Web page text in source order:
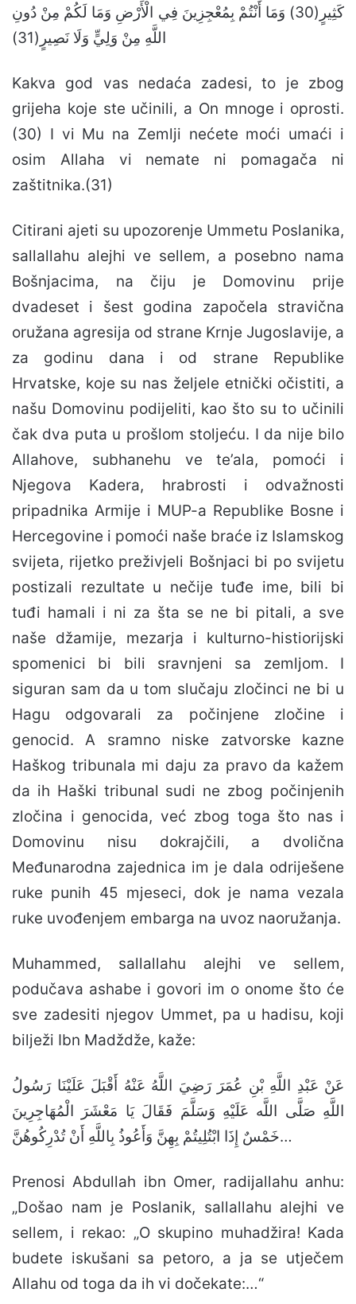
كَثِيرٍ(30) وَمَا أَنْتُمْ بِمُعْجِزِينَ فِي الْأَرْضِ وَمَا لَكُمْ مِنْ دُونِ
اللَّهِ مِنْ وَلِيٍّ وَلَا نَصِيرٍ(31)
Kakva god vas nedaća zadesi, to je zbog
grijeha koje ste učinili, a On mnoge i oprosti.
(30) I vi Mu na Zemlji nećete moći umaći i
osim Allaha vi nemate ni pomagača ni
zaštitnika.(31)
Citirani ajeti su upozorenje Ummetu Poslanika,
sallallahu alejhi ve sellem, a posebno nama
Bošnjacima, na čiju je Domovinu prije
dvadeset i šest godina započela stravična
oružana agresija od strane Krnje Jugoslavije, a
za godinu dana i od strane Republike
Hrvatske, koje su nas željele etnički očistiti, a
našu Domovinu podijeliti, kao što su to učinili
čak dva puta u prošlom stoljeću. I da nije bilo
Allahove, subhanehu ve te’ala, pomoći i
Njegova Kadera, hrabrosti i odvažnosti
pripadnika Armije i MUP-a Republike Bosne i
Hercegovine i pomoći naše braće iz Islamskog
svijeta, rijetko preživjeli Bošnjaci bi po svijetu
postizali rezultate u nečije tuđe ime, bili bi
tuđi hamali i ni za šta se ne bi pitali, a sve
naše džamije, mezarja i kulturno-histiorijski
spomenici bi bili sravnjeni sa zemljom. I
siguran sam da u tom slučaju zločinci ne bi u
Hagu odgovarali za počinjene zločine i
genocid. A sramno niske zatvorske kazne
Haškog tribunala mi daju za pravo da kažem
da ih Haški tribunal sudi ne zbog počinjenih
zločina i genocida, već zbog toga što nas i
Domovinu nisu dokrajčili, a dvolična
Međunarodna zajednica im je dala odriješene
ruke punih 45 mjeseci, dok je nama vezala
ruke uvođenjem embarga na uvoz naoružanja.
Muhammed, sallallahu alejhi ve sellem,
podučava ashabe i govori im o onome što će
sve zadesiti njegov Ummet, pa u hadisu, koji
bilježi Ibn Madždže, kaže:
عَنْ عَبْدِ اللَّهِ بْنِ عُمَرَ رَضِيَ اللَّهُ عَنْهُ أَقْبَلَ عَلَيْنَا رَسُولُ
اللَّهِ صَلَّى اللَّه عَلَيْهِ وَسَلَّمَ فَقَالَ يَا مَعْشَرَ الْمُهَاجِرِينَ
خَمْسٌ إِذَا ابْتُلِيتُمْ بِهِنَّ وَأَعُوذُ بِاللَّهِ أَنْ تُدْرِكُوهُنَّ…
Prenosi Abdullah ibn Omer, radijallahu anhu:
„Došao nam je Poslanik, sallallahu alejhi ve
sellem, i rekao: „O skupino muhadžira! Kada
budete iskušani sa petoro, a ja se utječem
Allahu od toga da ih vi dočekate:…“